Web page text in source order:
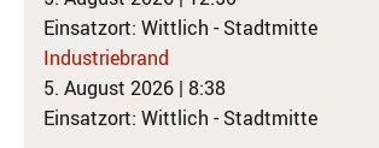
Einsatzort: Wittlich - Stadtmitte
Industriebrand
5. August 2026 | 8:38
Einsatzort: Wittlich - Stadtmitte